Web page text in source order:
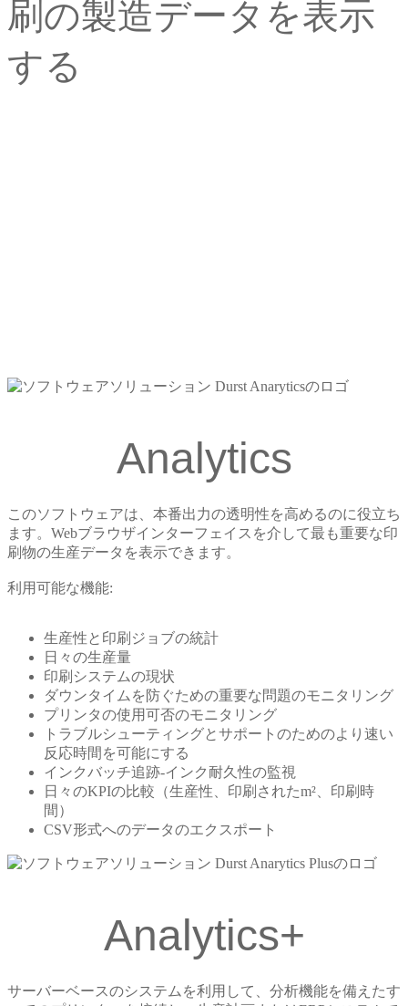
刷の製造データを表示
する
Analytics
このソフトウェアは、本番出力の透明性を高めるのに役立ち
ます。Webブラウザインターフェイスを介して最も重要な印
刷物の生産データを表示できます。
利用可能な機能:
生産性と印刷ジョブの統計
日々の生産量
印刷システムの現状
ダウンタイムを防ぐための重要な問題のモニタリング
プリンタの使用可否のモニタリング
トラブルシューティングとサポートのためのより速い
反応時間を可能にする
インクバッチ追跡-インク耐久性の監視
日々のKPIの比較（生産性、印刷されたm²、印刷時
間）
CSV形式へのデータのエクスポート
Analytics+
サーバーベースのシステムを利用して、分析機能を備えたす